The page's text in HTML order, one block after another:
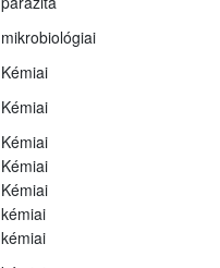
mikrobiológiai
Kémiai
Kémiai
Kémiai
Kémiai
Kémiai
kémiai
kémiai